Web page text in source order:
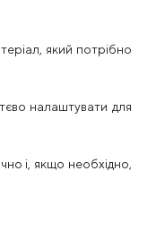
який потрібно
налаштувати для
і, якщо необхідно,